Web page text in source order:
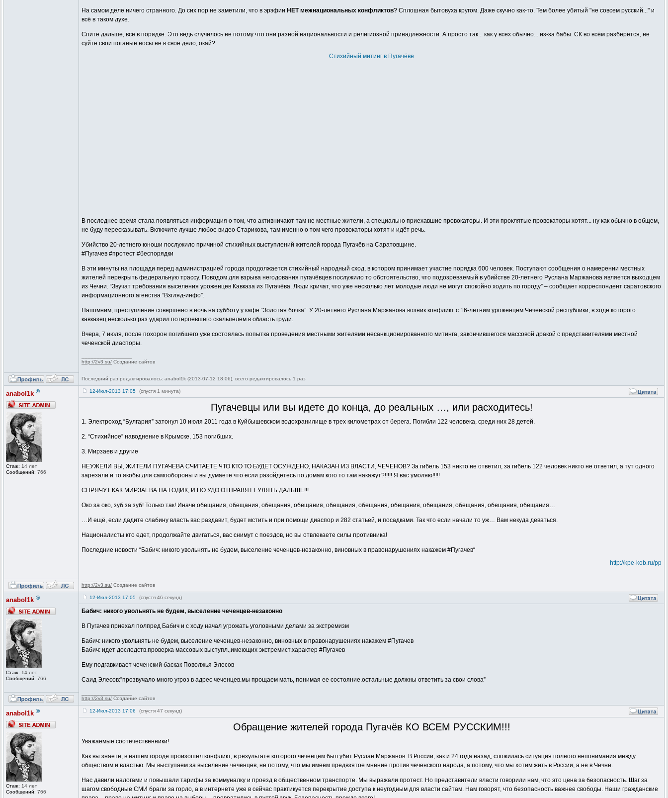
На самом деле ничего странного. До сих пор не заметили, что в эрэфии НЕТ межнациональных конфликтов? Сплошная бытовуха кругом. Даже скучно как-то. Тем более убитый "не совсем русский..." и
всё в таком духе.
Спите дальше, всё в порядке. Это ведь случилось не потому что они разной национальности и религиозной принадлежности. А просто так... как у всех обычно... из-за бабы. СК во всём разберётся, не
суйте свои поганые носы не в своё дело, окай?
Стихийный митинг в Пугачёве
В последнее время стала появляться информация о том, что активничают там не местные жители, а специально приехавшие провокаторы. И эти проклятые провокаторы хотят... ну как обычно в общем,
не буду пересказывать. Включите лучше любое видео Старикова, там именно о том чего провокаторы хотят и идёт речь.
Убийство 20-летнего юноши послужило причиной стихийных выступлений жителей города Пугачёв на Саратовщине.
#Пугачев #протест #беспорядки
В эти минуты на площади перед администрацией города продолжается стихийный народный сход, в котором принимает участие порядка 600 человек. Поступают сообщения о намерении местных
жителей перекрыть федеральную трассу. Поводом для взрыва негодования пугачёвцев послужило то обстоятельство, что подозреваемый в убийстве 20-летнего Руслана Маржанова является выходцем
из Чечни. “Звучат требования выселения уроженцев Кавказа из Пугачёва. Люди кричат, что уже несколько лет молодые люди не могут спокойно ходить по городу” – сообщает корреспондент саратовского
информационного агенства “Взгляд-инфо”.
Напомним, преступление совершено в ночь на субботу у кафе “Золотая бочка”. У 20-летнего Руслана Маржанова возник конфликт с 16-летним уроженцем Чеченской республики, в ходе которого
кавказец несколько раз ударил потерпевшего скальпелем в область груди.
Вчера, 7 июля, после похорон погибшего уже состоялась попытка проведения местными жителями несанкционированного митинга, закончившегося массовой дракой с представителями местной
чеченской диаспоры.
http://2v3.su/ Создание сайтов
Последний раз редактировалось: anabol1k (2013-07-12 18:06), всего редактировалось 1 раз
anabol1k ®
Стаж: 14 лет
Сообщений: 766
12-Июл-2013 17:05 (спустя 1 минута)
Пугачевцы или вы идете до конца, до реальных …, или расходитесь!
1. Электроход “Булгария” затонул 10 июля 2011 года в Куйбышевском водохранилище в трех километрах от берега. Погибли 122 человека, среди них 28 детей.
2. “Стихийное” наводнение в Крымске, 153 погибших.
3. Мирзаев и другие
НЕУЖЕЛИ ВЫ, ЖИТЕЛИ ПУГАЧЕВА СЧИТАЕТЕ ЧТО КТО ТО БУДЕТ ОСУЖДЕНО, НАКАЗАН ИЗ ВЛАСТИ, ЧЕЧЕНОВ? За гибель 153 никто не ответил, за гибель 122 человек никто не ответил, а тут одного
зарезали и то якобы для самообороны и вы думаете что если разойдетесь по домам кого то там накажут?!!!!! Я вас умоляю!!!!!
СПРЯЧУТ КАК МИРЗАЕВА НА ГОДИК, И ПО УДО ОТПРАВЯТ ГУЛЯТЬ ДАЛЬШЕ!!!
Око за око, зуб за зуб! Только так! Иначе обещания, обещания, обещания, обещания, обещания, обещания, обещания, обещания, обещания, обещания, обещания…
…И ещё, если дадите слабину власть вас раздавит, будет мстить и при помощи диаспор и 282 статьей, и посадками. Так что если начали то уж… Вам некуда деваться.
Националисты кто едет, продолжайте двигаться, вас снимут с поездов, но вы отвлекаете силы противника!
Последние новости “Бабич: никого увольнять не будем, выселение чеченцев-незаконно, виновных в правонарушениях накажем #Пугачев“
http://kpe-kob.ru/pp
http://2v3.su/ Создание сайтов
anabol1k ®
Стаж: 14 лет
Сообщений: 766
12-Июл-2013 17:05 (спустя 46 секунд)
Бабич: никого увольнять не будем, выселение чеченцев-незаконно
В Пугачев приехал полпред Бабич и с ходу начал угрожать уголовными делами за экстремизм
Бабич: никого увольнять не будем, выселение чеченцев-незаконно, виновных в правонарушениях накажем #Пугачев
Бабич: идет доследств.проверка массовых выступл.,имеющих экстремист.характер #Пугачев
Ему подгавкивает чеченский баскак Поволжья Элесов
Саид Элесов:”прозвучало много угроз в адрес чеченцев.мы прощаем мать, понимая ее состояние.остальные должны ответить за свои слова”
http://2v3.su/ Создание сайтов
anabol1k ®
Стаж: 14 лет
Сообщений: 766
12-Июл-2013 17:06 (спустя 47 секунд)
Обращение жителей города Пугачёв КО ВСЕМ РУССКИМ!!!
Уважаемые соотечественники!
Как вы знаете, в нашем городе произошёл конфликт, в результате которого чеченцем был убит Руслан Маржанов. В России, как и 24 года назад, сложилась ситуация полного непонимания между
обществом и властью. Мы выступаем за выселение чеченцев, не потому, что мы имеем предвзятое мнение против чеченского народа, а потому, что мы хотим жить в России, а не в Чечне.
Нас давили налогами и повышали тарифы за коммуналку и проезд в общественном транспорте. Мы выражали протест. Но представители власти говорили нам, что это цена за безопасность. Шаг за
шагом свободные СМИ брали за горло, а в интернете уже в сейчас практикуется перекрытие доступа к неугодным для власти сайтам. Нам говорят, что безопасность важнее свободы. Наши гражданские